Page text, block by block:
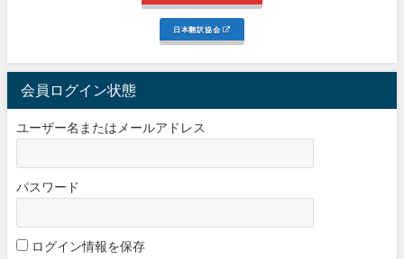
日本翻訳協会
会員ログイン状態
ユーザー名またはメールアドレス
パスワード
ログイン情報を保存